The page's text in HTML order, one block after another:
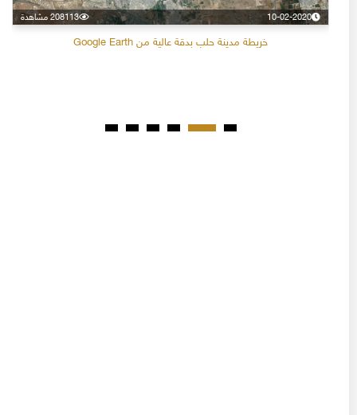
10-02-2020 208113 مشاهدة
خريطة مدينة حلب بدقة عالية من Google Earth